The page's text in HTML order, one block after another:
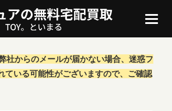
社からのメールが届かない場合、迷惑フ
ている可能性がございますので、ご確認